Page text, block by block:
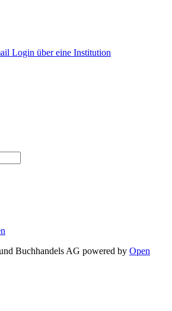
Login über eine Institution
Buchhandels AG powered by Open